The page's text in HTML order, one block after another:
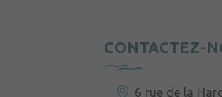
CONTACTEZ-
6 rue de la